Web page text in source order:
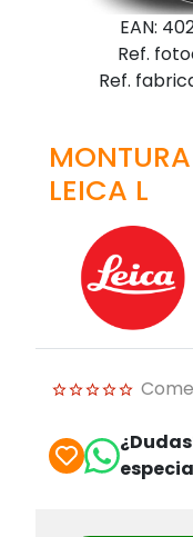
EAN:
Ref.
Ref.
LEICA L